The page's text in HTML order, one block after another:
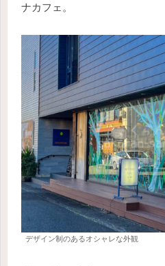
ナカフェ。
デザイン制のあるオシャレな外観